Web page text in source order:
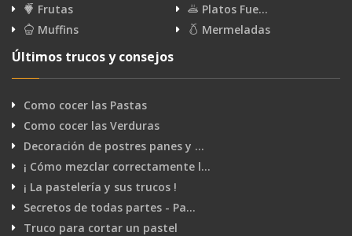
Frutas
Platos Fue…
Muffins
Mermeladas
Últimos trucos y consejos
Como cocer las Pastas
Como cocer las Verduras
Decoración de postres panes y …
¡ Cómo mezclar correctamente l…
¡ La pastelería y sus trucos !
Secretos de todas partes - Pa…
Truco para cortar un pastel